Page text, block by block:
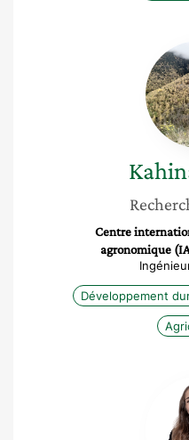
Centre
agronomique
Développement